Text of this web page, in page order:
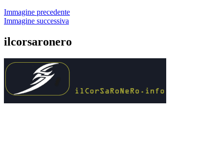
Immagine precedente
Immagine successiva
ilcorsaronero